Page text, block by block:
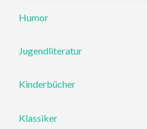
Humor
Jugendliteratur
Kinderbücher
Klassiker